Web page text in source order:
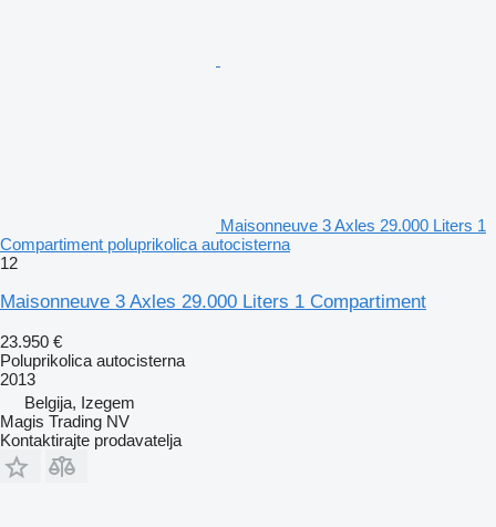
Maisonneuve 3 Axles 29.000 Liters 1
Compartiment poluprikolica autocisterna
12
Maisonneuve 3 Axles 29.000 Liters 1 Compartiment
23.950 €
Poluprikolica autocisterna
2013
Belgija, Izegem
Magis Trading NV
Kontaktirajte prodavatelja